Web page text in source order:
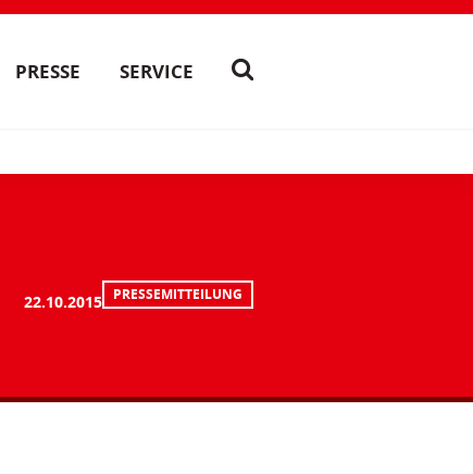
PRESSE SERVICE
22.10.2015 PRESSEMITTEILUNG